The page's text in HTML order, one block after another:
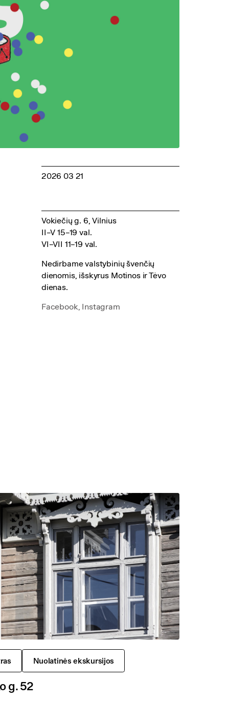
2026 03 21
Vokiečių g. 6, Vilnius
II–V 15–19 val.
VI–VII 11–19 val.
Nedirbame valstybinių švenčių
dienomis, išskyrus Motinos ir Tėvo
dienas.
Facebook Instagram
Nuolatinės ekskursijos
g. 52